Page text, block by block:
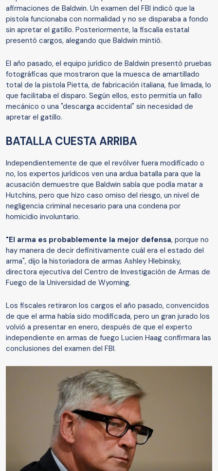
afirmaciones de Baldwin. Un examen del FBI indicó que la
pistola funcionaba con normalidad y no se disparaba a fondo
sin apretar el gatillo. Posteriormente, la fiscalía estatal
presentó cargos, alegando que Baldwin mintió.
El año pasado, el equipo jurídico de Baldwin presentó pruebas
fotográficas que mostraron que la muesca de amartillado
total de la pistola Pietta, de fabricación italiana, fue limada, lo
que facilitaba el disparo. Según ellos, esto permitía un fallo
mecánico o una "descarga accidental" sin necesidad de
apretar el gatillo.
BATALLA CUESTA ARRIBA
Independientemente de que el revólver fuera modificado o
no, los expertos jurídicos ven una ardua batalla para que la
acusación demuestre que Baldwin sabía que podía matar a
Hutchins, pero que hizo caso omiso del riesgo, un nivel de
negligencia criminal necesario para una condena por
homicidio involuntario.
"El arma es probablemente la mejor defensa, porque no
hay manera de decir definitivamente cuál era el estado del
arma", dijo la historiadora de armas Ashley Hlebinsky,
directora ejecutiva del Centro de Investigación de Armas de
Fuego de la Universidad de Wyoming.
Los fiscales retiraron los cargos el año pasado, convencidos
de que el arma había sido modificada, pero un gran jurado los
volvió a presentar en enero, después de que el experto
independiente en armas de fuego Lucien Haag confirmara las
conclusiones del examen del FBI.